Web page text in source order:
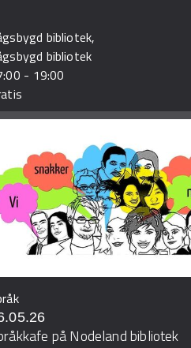
bibliotek,
bibliotek
- 19:00
på Nodeland bibliotek